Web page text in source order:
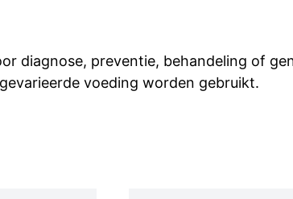
diagnose, preventie, behandeling of
voeding worden gebruikt.